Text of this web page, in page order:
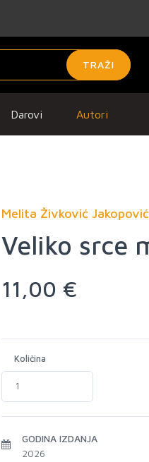
TRAŽI
Darovi Autori
Melita Živković Jakopović
Veliko srce
11,00 €
Količina
GODINA IZDANJA
2026